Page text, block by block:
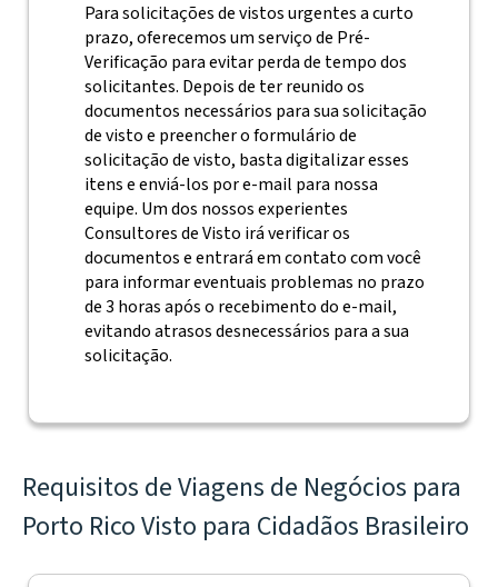
Para solicitações de vistos urgentes a curto
prazo, oferecemos um serviço de Pré-
Verificação para evitar perda de tempo dos
solicitantes. Depois de ter reunido os
documentos necessários para sua solicitação
de visto e preencher o formulário de
solicitação de visto, basta digitalizar esses
itens e enviá-los por e-mail para nossa
equipe. Um dos nossos experientes
Consultores de Visto irá verificar os
documentos e entrará em contato com você
para informar eventuais problemas no prazo
de 3 horas após o recebimento do e-mail,
evitando atrasos desnecessários para a sua
solicitação.
Requisitos de Viagens de Negócios para
Porto Rico Visto para Cidadãos Brasileiro